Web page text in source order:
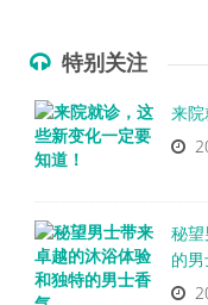
特别关注
来院
秘
的